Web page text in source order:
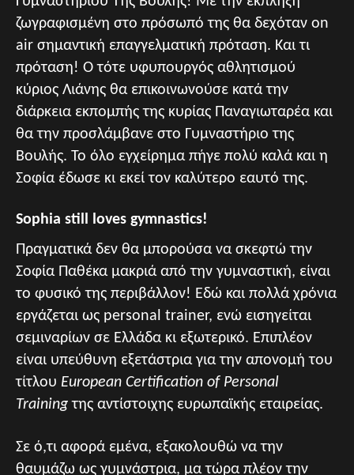
ζωγραφισμένη στο πρόσωπό της θα δεχόταν on
air σημαντική επαγγελματική πρόταση. Και τι
πρόταση! Ο τότε υφυπουργός αθλητισμού
κύριος Λιάνης θα επικοινωνούσε κατά την
διάρκεια εκπομπής της κυρίας Παναγιωταρέα και
θα την προσλάμβανε στο Γυμναστήριο της
Βουλής. Το όλο εγχείρημα πήγε πολύ καλά και η
Σοφία έδωσε κι εκεί τον καλύτερο εαυτό της.
Sophia still loves gymnastics!
Πραγματικά δεν θα μπορούσα να σκεφτώ την
Σοφία Παθέκα μακριά από την γυμναστική, είναι
το φυσικό της περιβάλλον! Εδώ και πολλά χρόνια
εργάζεται ως personal trainer, ενώ εισηγείται
σεμιναρίων σε Ελλάδα κι εξωτερικό. Επιπλέον
είναι υπεύθυνη εξετάστρια για την απονομή του
τίτλου European Certification of Personal
Training της αντίστοιχης ευρωπαϊκής εταιρείας.
Σε ό,τι αφορά εμένα, εξακολουθώ να την
θαυμάζω ως γυμνάστρια, μα τώρα πλέον την